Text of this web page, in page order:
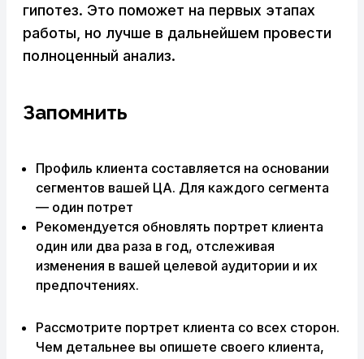
гипотез. Это поможет на первых этапах
работы, но лучше в дальнейшем провести
полноценный анализ.
Запомнить
Профиль клиента составляется на основании
сегментов вашей ЦА. Для каждого сегмента
— один потрет
Рекомендуется обновлять портрет клиента
один или два раза в год, отслеживая
изменения в вашей целевой аудитории и их
предпочтениях.
Рассмотрите портрет клиента со всех сторон.
Чем детальнее вы опишете своего клиента,